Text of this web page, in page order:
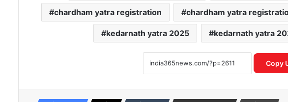
chardham yatra registration chardham yatra
kedarnath yatra 2025 kedarnath yatra
Copy